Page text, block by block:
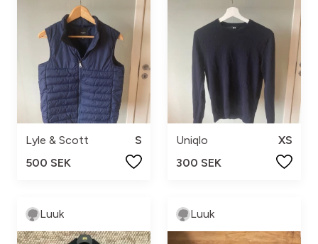
Lyle & Scott
S
500 SEK
Uniqlo
XS
300 SEK
Luuk Luuk